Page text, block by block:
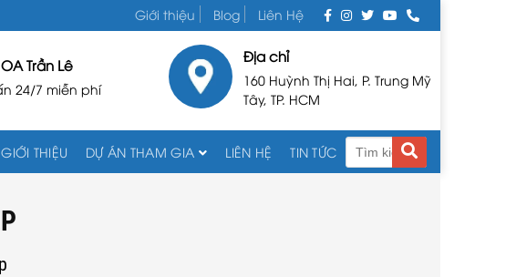
Giới thiệu Blog Liên Hệ
Trần Lê
24/7 miễn phí
Địa chỉ
160 Huỳnh Thị Hai, P. Trung Mỹ
Tây, TP. HCM
GIỚI THIỆU DỰ ÁN THAM GIA LIÊN HỆ TIN TỨC